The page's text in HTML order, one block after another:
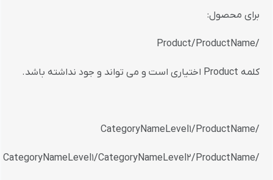
برای محصول:
/Product/ProductName
کلمه Product اختیاری است و می تواند و جود نداشته باشد.
/CategoryNameLevel1/ProductName
/CategoryNameLevel1/CategoryNameLevel2/ProductName